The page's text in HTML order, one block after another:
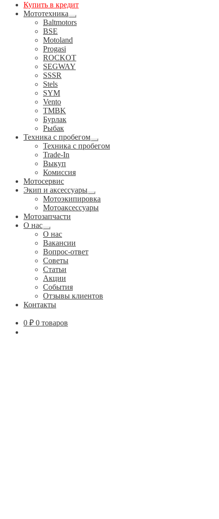
Купить в кредит
Мототехника
Развернутое
вложенное
Baltmotors
BSE
Motoland
Progasi
ROCKOT
SEGWAY
SSSR
Stels
SYM
Vento
TMBK
Бурлак
Рыбак
Техника с пробегом
Развернутое
вложенное
Техника с пробегом
Trade-In
Выкуп
Комиссия
Мотосервис
Экип и аксессуары
Развернутое
вложенное
меню
Мотоэкипировка
Мотоаксессуары
Мотозапчасти
О нас
Развернутое
вложенное
меню
О нас
Вакансии
Вопрос-ответ
Советы
Статьи
Акции
События
Отзывы клиентов
Контакты
0 ₽ 0 товаров